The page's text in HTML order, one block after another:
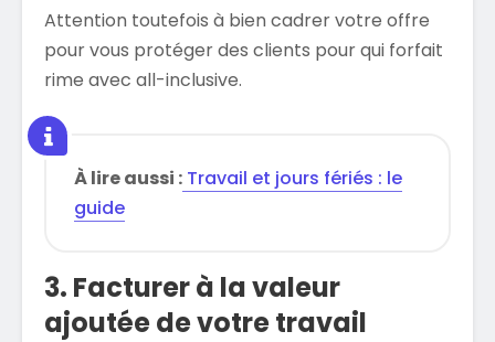
Attention toutefois à bien cadrer votre offre
pour vous protéger des clients pour qui forfait
rime avec all-inclusive.
À lire aussi : Travail et jours fériés : le
guide
3. Facturer à la valeur
ajoutée de votre travail